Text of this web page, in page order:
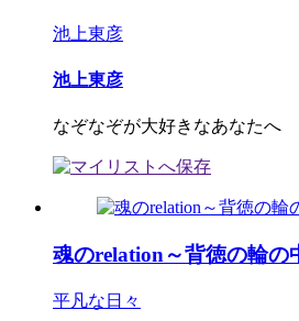
池上東彦
池上東彦
なぞなぞが大好きなあなたへ
魂のrelation～背徳の輪の
平凡な日々